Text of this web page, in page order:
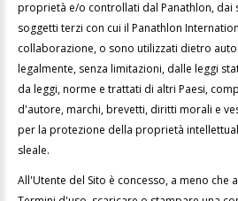
proprietà e/o controllati dal Panathlon, dai
soggetti terzi con cui il Panathlon
collaborazione, o sono utilizzati dietro
legalmente, senza limitazioni, dalle leggi
da leggi, norme e trattati di altri Paesi,
d'autore, marchi, brevetti, diritti morali e
per la protezione della proprietà
sleale.
All'Utente del Sito è concesso, a meno che